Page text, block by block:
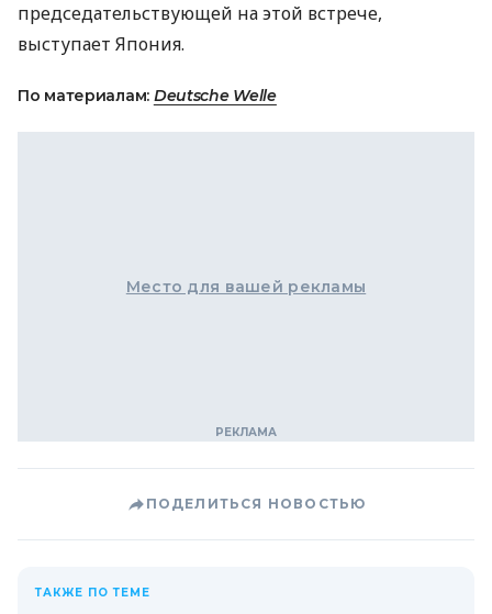
председательствующей на этой встрече,
выступает Япония.
По материалам: Deutsche Welle
Место для вашей рекламы
ПОДЕЛИТЬСЯ НОВОСТЬЮ
ТАКЖЕ ПО ТЕМЕ